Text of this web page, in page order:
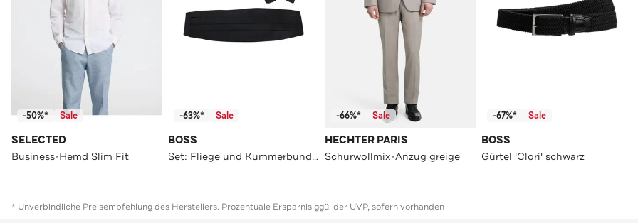
-50%* Sale
SELECTED
Business-Hemd Slim Fit
-63%* Sale
BOSS
Set: Fliege und Kummerbund schwarz
-66%* Sale
HECHTER PARIS
Schurwollmix-Anzug greige
-67%* Sale
BOSS
Gürtel 'Clori' schwarz
* Unverbindliche Preisempfehlung des Herstellers. Prozentuale Ersparnis ggü. der UVP, sofern vorhanden